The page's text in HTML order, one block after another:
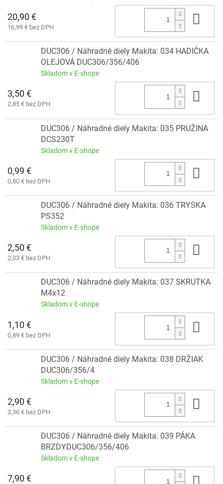
20,90 €
16,99 € bez DPH
DUC306 / Náhradné diely Makita: 034 HADIČKA
OLEJOVÁ DUC306/356/406
Skladom v E-shope
3,50 €
2,85 € bez DPH
DUC306 / Náhradné diely Makita: 035 PRUŽINA
DCS230T
Skladom v E-shope
0,99 €
0,80 € bez DPH
DUC306 / Náhradné diely Makita: 036 TRYSKA
PS352
Skladom v E-shope
2,50 €
2,03 € bez DPH
DUC306 / Náhradné diely Makita: 037 SKRUTKA
M4x12
Skladom v E-shope
1,10 €
0,89 € bez DPH
DUC306 / Náhradné diely Makita: 038 DRŽIAK
DUC306/356/4
Skladom v E-shope
2,90 €
2,36 € bez DPH
DUC306 / Náhradné diely Makita: 039 PÁKA
BRZDYDUC306/356/406
Skladom v E-shope
7,90 €